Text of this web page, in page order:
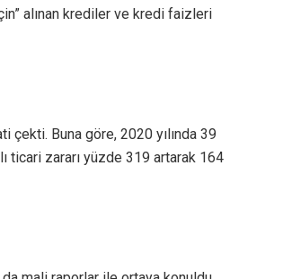
alınan krediler ve kredi faizleri
çekti. Buna göre, 2020 yılında 39
ticari zararı yüzde 319 artarak 164